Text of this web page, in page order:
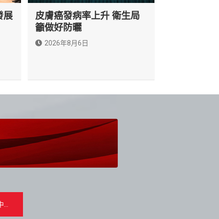
展
皮膚癌發病率上升 衛生局
籲做好防曬
2026年8月6日